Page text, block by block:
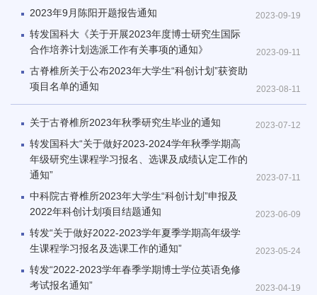
2023-09-19
2023年9月陈阳开题报告通知
2023-09-11
转发国科大《关于开展2023年度博士研究生国际
合作培养计划选派工作有关事项的通知》
2023-08-11
古脊椎所关于公布2023年大学生“科创计划”获资助
项目名单的通知
2023-07-12
关于古脊椎所2023年秋季研究生毕业的通知
2023-07-11
转发国科大“关于做好2023-2024学年秋季学期高
年级研究生课程学习报名、选课及成绩认定工作的
通知”
2023-06-09
中科院古脊椎所2023年大学生“科创计划”申报及
2022年科创计划项目结题通知
2023-05-24
转发“关于做好2022-2023学年夏季学期高年级学
生课程学习报名及选课工作的通知”
2023-04-19
转发“2022-2023学年春季学期博士学位英语免修
考试报名通知”